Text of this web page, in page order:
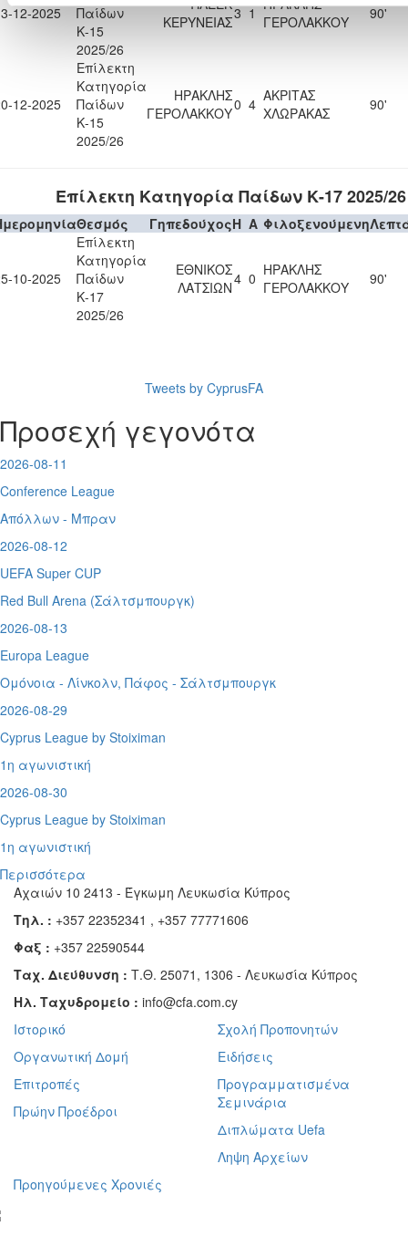
12-2025
Παίδων
Κ-15
2025/26
ΠΑΕΕΚ
ΚΕΡΥΝΕΙΑΣ3 1 ΗΡΑΚΛΗΣ
ΓΕΡΟΛΑΚΚΟΥ
90'
12-2025
Επίλεκτη
Κατηγορία
Παίδων
Κ-15
2025/26
ΗΡΑΚΛΗΣ
ΓΕΡΟΛΑΚΚΟΥ0 4 ΑΚΡΙΤΑΣ
ΧΛΩΡΑΚΑΣ
90'
Επίλεκτη Κατηγορία Παίδων Κ-17 2025/26
Θεσμός ΓηπεδούχοςH A Φιλοξενούμενη
10-2025
Επίλεκτη
Κατηγορία
Παίδων
Κ-17
2025/26
ΕΘΝΙΚΟΣ
ΛΑΤΣΙΩΝ4 0 ΗΡΑΚΛΗΣ
ΓΕΡΟΛΑΚΚΟΥ
90'
Tweets by CyprusFA
Προσεχή γεγονότα
2026-08-11
Conference League
Απόλλων - Μπραν
2026-08-12
UEFA Super CUP
Red Bull Arena (Σάλτσμπουργκ)
2026-08-13
Europa League
Ομόνοια - Λίνκολν, Πάφος - Σάλτσμπουργκ
2026-08-29
Cyprus League by Stoiximan
1η αγωνιστική
2026-08-30
Cyprus League by Stoiximan
1η αγωνιστική
Περισσότερα
Αχαιών 10 2413 - Έγκωμη Λευκωσία Κύπρος
Τηλ. : +357 22352341 , +357 77771606
Φαξ : +357 22590544
Ταχ. Διεύθυνση : Τ.Θ. 25071, 1306 - Λευκωσία Κύπρος
Ηλ. Ταχυδρομείο : info@cfa.com.cy
Ιστορικό
Οργανωτική Δομή
Επιτροπές
Πρώην Προέδροι
Σχολή Προπονητών
Ειδήσεις
Προγραμματισμένα
Σεμινάρια
Διπλώματα Uefa
Ληψη Αρχείων
Προηγούμενες Χρονιές